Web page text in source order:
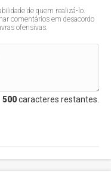
de quem realizá-lo.
comentários em desacordo
ofensivas.
500caracteres restantes.